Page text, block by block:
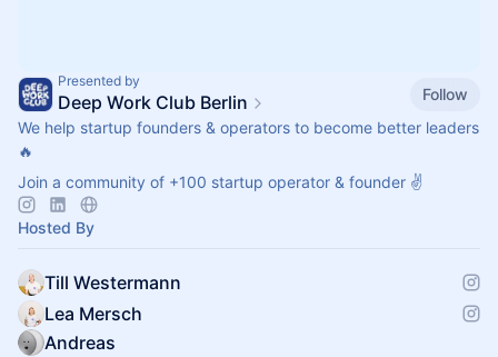
Presented by
Deep Work Club Berlin
Follow
We help startup founders & operators to become better leaders
🔥
Join a community of +100 startup operator & founder ✌️
Hosted By
Till Westermann
Lea Mersch
Andreas